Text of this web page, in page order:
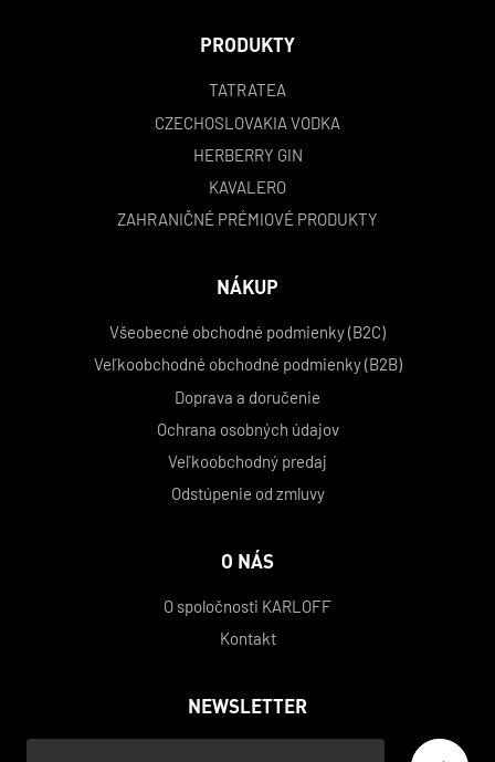
PRODUKTY
TATRATEA
CZECHOSLOVAKIA VODKA
HERBERRY GIN
KAVALERO
ZAHRANIČNÉ PRÉMIOVÉ PRODUKTY
NÁKUP
Všeobecné obchodné podmienky (B2C)
Veľkoobchodné obchodné podmienky (B2B)
Doprava a doručenie
Ochrana osobných údajov
Veľkoobchodný predaj
Odstúpenie od zmluvy
O NÁS
O spoločnosti KARLOFF
Kontakt
NEWSLETTER